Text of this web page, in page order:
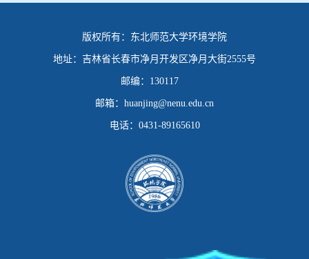
版权所有： 东北师范大学环境学院
地址： 吉林省长春市净月开发区净月大街2555号
邮编： 130117
邮箱： huanjing@nenu.edu.cn
电话： 0431-89165610